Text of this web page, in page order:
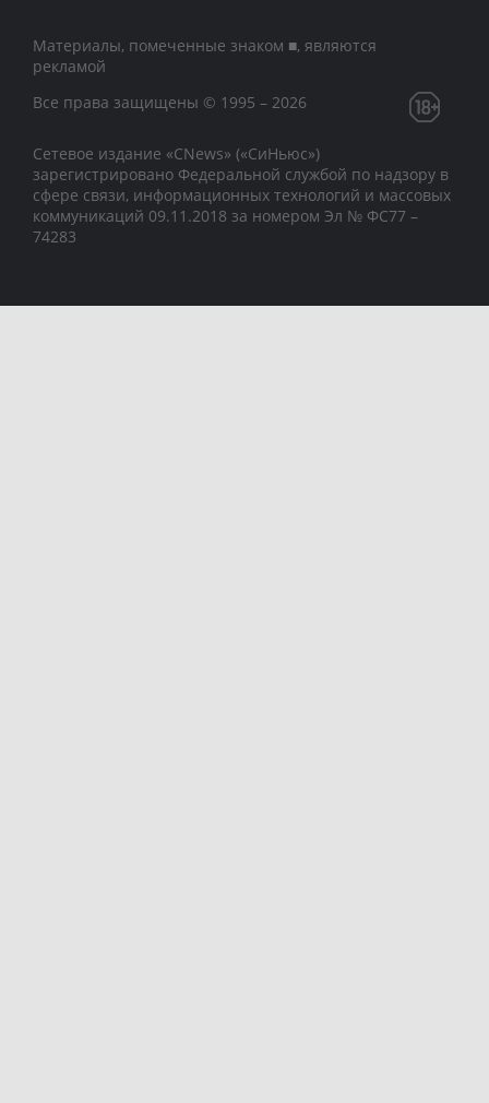
Материалы, помеченные знаком ■, являются
рекламой
Все права защищены © 1995 – 2026
Сетевое издание «CNews» («СиНьюс»)
зарегистрировано Федеральной службой по надзору в
сфере связи, информационных технологий и массовых
коммуникаций 09.11.2018 за номером Эл № ФС77 –
74283